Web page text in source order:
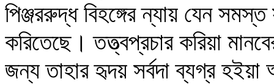
পিঞ্জররুদ্ধ বিহঙ্গের ন্যায় যেন
করিতেছে। তত্ত্বপ্রচার করিয়া
জন্য তাহার হৃদয় সর্বদা ব্যগ্র